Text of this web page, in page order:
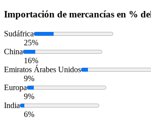
Importación de mercancías en %
Sudáfrica
25%
China
16%
Emiratos Árabes Unidos
9%
Europa
9%
India
6%